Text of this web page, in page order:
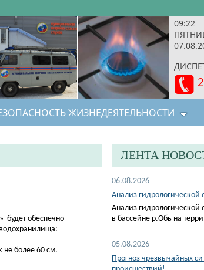
09:22
ЖИЗНЕДЕЯТЕЛЬНОСТИ
будет обеспечно
не более 60 см.
ЛЕНТА
06.08.2026
Анализ гидрологической
Анализ гидрологической
в бассейне р.Обь на
05.08.2026
Прогноз чрезвычайных